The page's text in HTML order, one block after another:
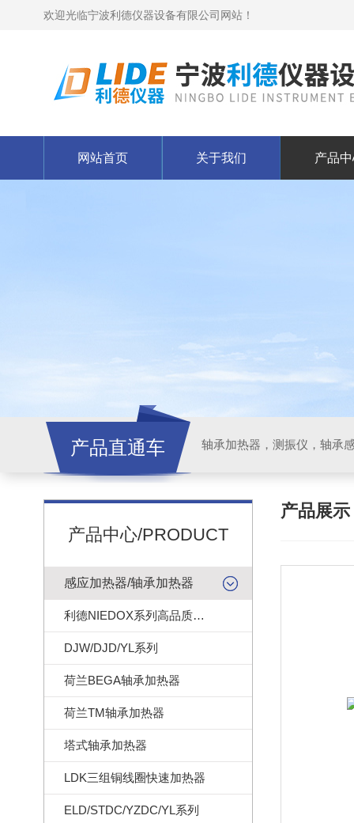
欢迎光临宁波利德仪器设备有限公司网站！
网站首页 关于我们 产品
产品直通车 轴承加热器，测振仪，轴承
产品中心/PRODUCT
感应加热器/轴承加热器
利德NIEDOX系列高品质轴承加热器
DJW/DJD/YL系列
荷兰BEGA轴承加热器
荷兰TM轴承加热器
塔式轴承加热器
LDK三组铜线圈快速加热器
ELD/STDC/YZDC/YL系列
产品展示